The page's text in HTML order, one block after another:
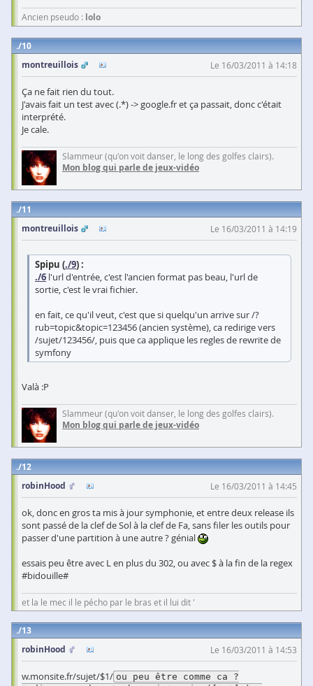
Ancien pseudo : lolo
10
montreuillois
Le 16/03/2011 à 14:18
Ça ne fait rien du tout.
J'avais fait un test avec (.*) -> google.fr et ça passait, donc c'était
interprété.
Je cale.
Slammeur (qu'on voit danser, le long des golfes clairs).
Mon blog qui parle de jeux-vidéo
11
montreuillois
Le 16/03/2011 à 14:19
Spipu (./9) :
./6 l'url d'entrée, c'est l'ancien format pas beau, l'url de
sortie, c'est le vrai fichier.
en fait, ce qu'il veut, c'est que si quelqu'un arrive sur /?
rub=topic&topic=123456 (ancien système), ca redirige vers
/sujet/123456/, puis que ca applique les regles de rewrite de
symfony
Valà :P
Slammeur (qu'on voit danser, le long des golfes clairs).
Mon blog qui parle de jeux-vidéo
12
robinHood
Le 16/03/2011 à 14:45
ok, donc en gros ta mis à jour symphonie, et entre deux release ils
sont passé de la clef de Sol à la clef de Fa, sans filer les outils pour
passer d'une partition à une autre ? génial
essais peu être avec L en plus du 302, ou avec $ à la fin de la regex
#bidouille#
et la le mec il le pécho par le bras et il lui dit '
13
robinHood
Le 16/03/2011 à 14:53
w.monsite.fr/sujet/$1/ ou peu être comme ca ?